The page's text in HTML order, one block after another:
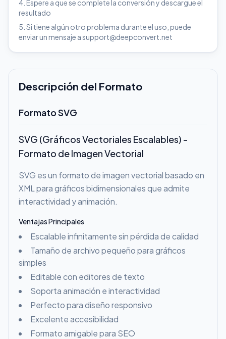
Espere a que se complete la conversión y descargue el
resultado
Si tiene algún otro problema durante el uso, puede
enviar un mensaje a support@deepconvert.net
Descripción del Formato
Formato SVG
SVG (Gráficos Vectoriales Escalables) -
Formato de Imagen Vectorial
SVG es un formato de imagen vectorial basado en
XML para gráficos bidimensionales que admite
interactividad y animación.
Ventajas Principales
Escalable infinitamente sin pérdida de calidad
Tamaño de archivo pequeño para gráficos
simples
Editable con editores de texto
Soporta animación e interactividad
Perfecto para diseño responsivo
Excelente accesibilidad
Formato amigable para SEO